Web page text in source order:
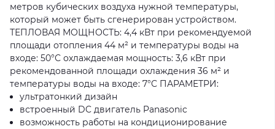
метров кубических воздуха нужной температуры,
который может быть сгенерирован устройством.
ТЕПЛОВАЯ МОЩНОСТЬ: 4,4 кВт при рекомендуемой
площади отопления 44 м² и температуры воды на
входе: 50°С охлаждаемая мощность: 3,6 кВт при
рекомендованной площади охлаждения 36 м² и
температуры воды на входе: 7°С ПАРАМЕТРИ:
ультратонкий дизайн
встроенный DC двигатель Panasonic
возможность работы на кондиционирование